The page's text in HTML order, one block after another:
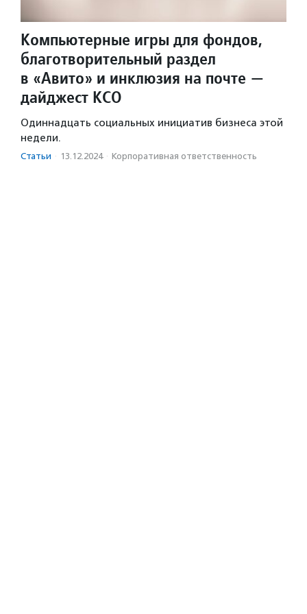
Компьютерные игры для фондов,
благотворительный раздел
в «Авито» и инклюзия на почте —
дайджест КСО
Одиннадцать социальных инициатив бизнеса этой
недели.
Статьи · 13.12.2024 · Корпоративная ответственность